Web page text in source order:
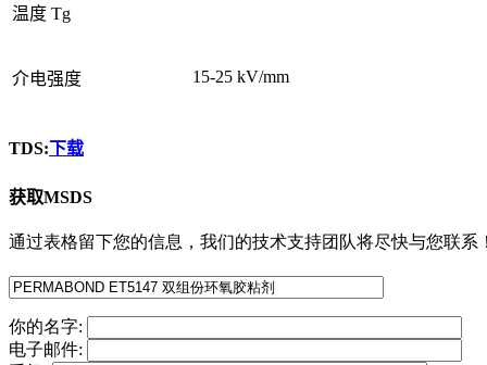
温度 Tg
介电强度 15-25 kV/mm
TDS:下载
获取MSDS
通过表格留下您的信息，我们的技术支持团队将尽快与您联系
你的名字:
电子邮件: